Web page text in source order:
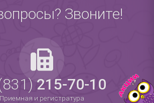
Звоните!
215-70-10
Приемная и регистратура